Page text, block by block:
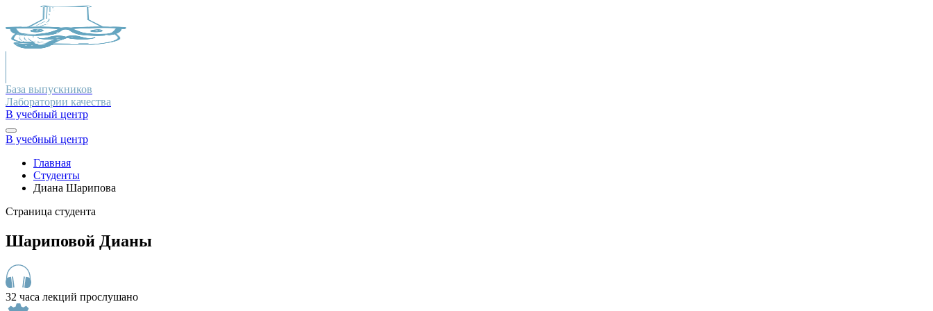
База выпускников
Лаборатории качества
В учебный центр
В учебный центр
Главная
Студенты
Диана Шарипова
Страница студента
Шариповой Дианы
32 часа лекций прослушано